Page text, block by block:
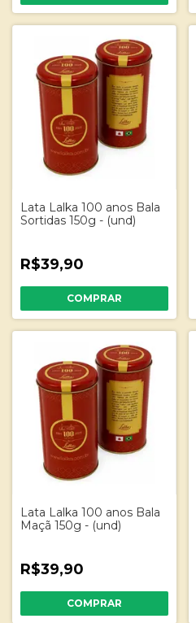
Lata Lalka 100 anos Bala
Sortidas 150g - (und)
R$39,90
Lata Lalka 100 anos Bala
Maçã 150g - (und)
R$39,90